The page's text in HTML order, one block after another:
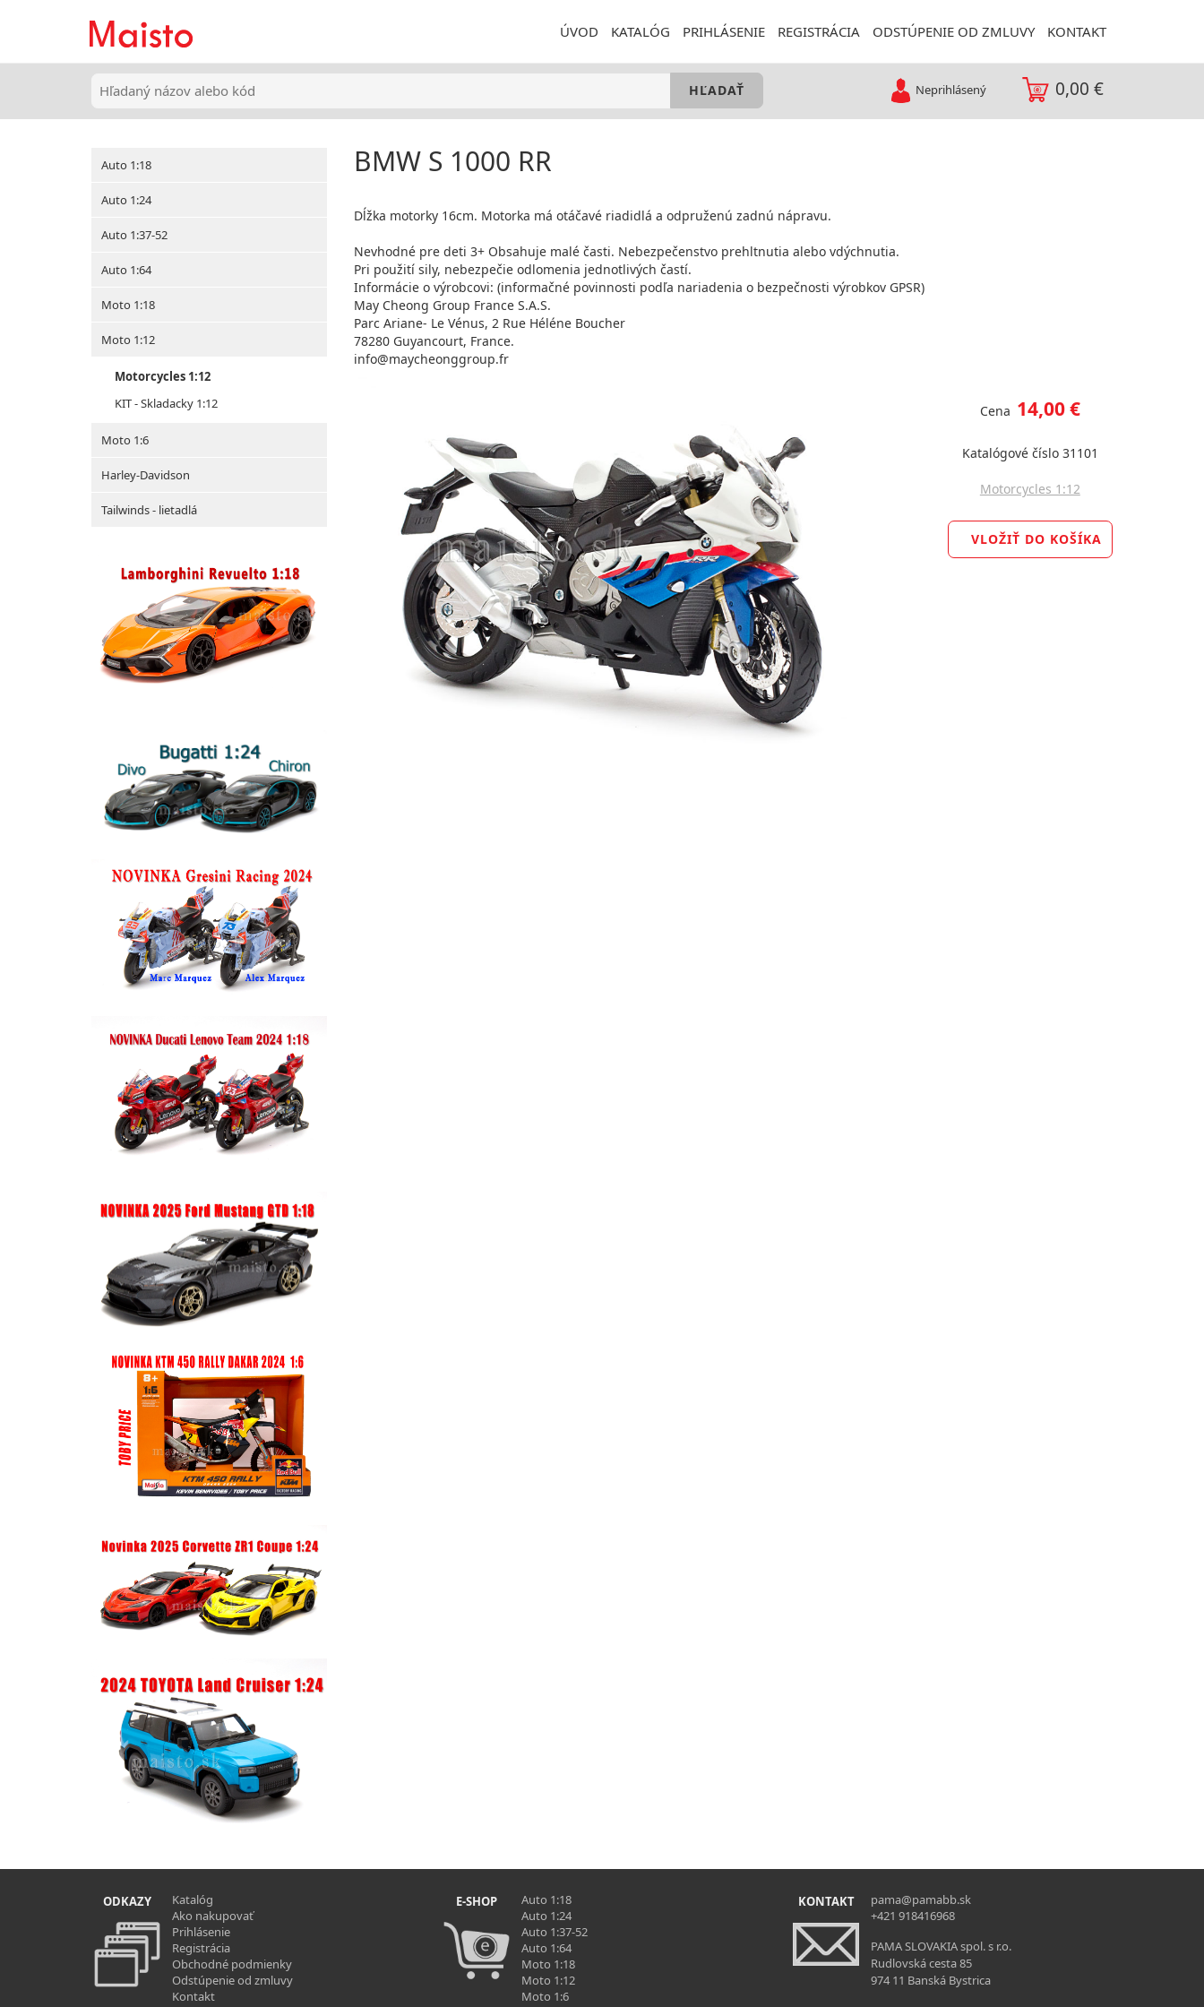
ÚVOD KATALÓG PRIHLÁSENIE REGISTRÁCIA ODSTÚPENIE OD ZMLUVY KONTAKT
0,00 €
Neprihlásený
Auto 1:18
Auto 1:24
Auto 1:37-52
Auto 1:64
Moto 1:18
Moto 1:12
Motorcycles 1:12
KIT - Skladacky 1:12
Moto 1:6
Harley-Davidson
Tailwinds - lietadlá
BMW S 1000 RR
Dĺžka motorky 16cm. Motorka má otáčavé riadidlá a odpruženú zadnú nápravu.
Nevhodné pre deti 3+ Obsahuje malé časti. Nebezpečenstvo prehltnutia alebo vdýchnutia.
Pri použití sily, nebezpečie odlomenia jednotlivých častí.
Informácie o výrobcovi: (informačné povinnosti podľa nariadenia o bezpečnosti výrobkov GPSR)
May Cheong Group France S.A.S.
Parc Ariane- Le Vénus, 2 Rue Héléne Boucher
78280 Guyancourt, France.
info@maycheonggroup.fr
Cena 14,00 €
Katalógové číslo 31101
Motorcycles 1:12
ODKAZY
Katalóg
Ako nakupovať
Prihlásenie
Registrácia
Obchodné podmienky
Odstúpenie od zmluvy
Kontakt
E-SHOP
Auto 1:18
Auto 1:24
Auto 1:37-52
Auto 1:64
Moto 1:18
Moto 1:12
Moto 1:6
KONTAKT
pama@pamabb.sk
+421 918416968
PAMA SLOVAKIA spol. s r.o.
Rudlovská cesta 85
974 11 Banská Bystrica